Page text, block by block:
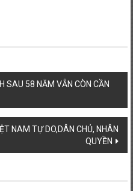
SAU 58 NĂM VẪN CÒN CẦN
NAM TỰ DO,DÂN CHỦ, NHÂN
QUYỀN